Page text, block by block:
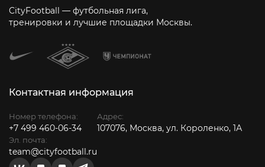
CityFootball — футбольная лига,
тренировки и лучшие площадки Москвы.
Контактная информация
Номер телефона:
+7 499 460-06-34
Эл. почта:
team@cityfootball.ru
Адрес:
107076, Москва, ул. Короленко, 1А